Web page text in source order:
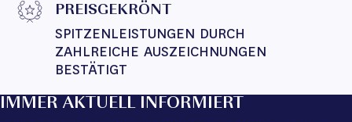
PREISGEKRÖNT
SPITZENLEISTUNGEN DURCH
ZAHLREICHE AUSZEICHNUNGEN
BESTÄTIGT
IMMER AKTUELL INFORMIERT